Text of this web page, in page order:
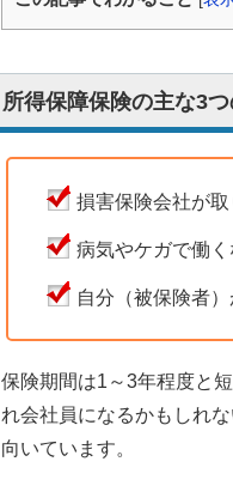
所得保障保険の主な3
損害保険会社が
病気やケガで働
自分（被保険者
保険期間は1～3年程度と
れ会社員になるかもしれ
向いています。